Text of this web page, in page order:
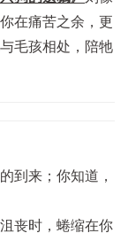
在痛苦之余，更
毛孩相处，陪牠
到来；你知道，
丧时，蜷缩在你